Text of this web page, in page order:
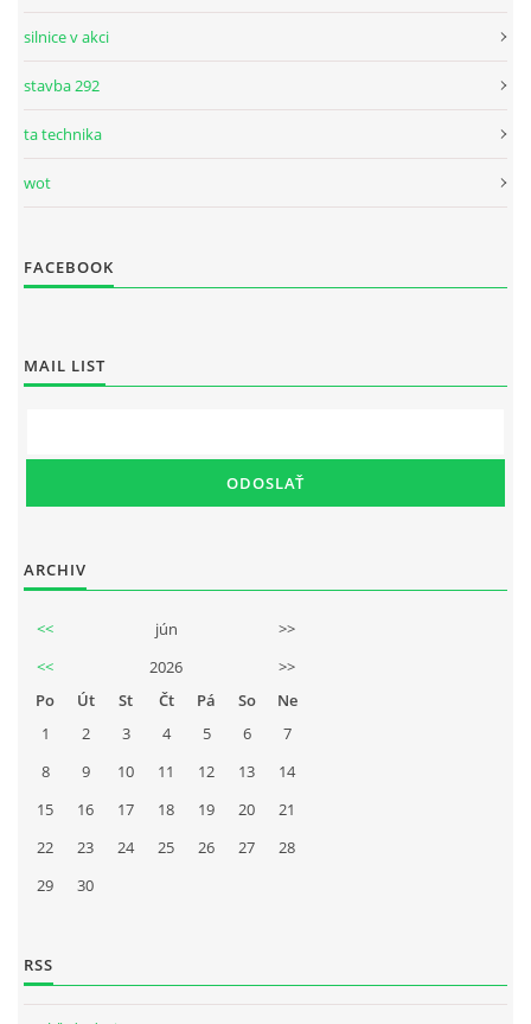
silnice v akci
stavba 292
ta technika
wot
FACEBOOK
MAIL LIST
ARCHIV
<< jún
>>
<<
2026
>>
Po
Út St Čt Pá So
Ne
1
2 3 4 5 6
7
8
9 10 11 12 13
14
15
16 17 18 19 20
21
22
23 24 25 26 27
28
29
30
RSS